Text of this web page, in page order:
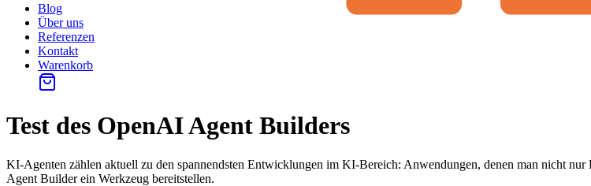
Blog
Über uns
Referenzen
Kontakt
Warenkorb
Test des OpenAI Agent Builders
KI-Agenten zählen aktuell zu den spannendsten Entwicklungen im KI-Bereich: Anwendungen, denen man nicht
Agent Builder ein Werkzeug bereitstellen.